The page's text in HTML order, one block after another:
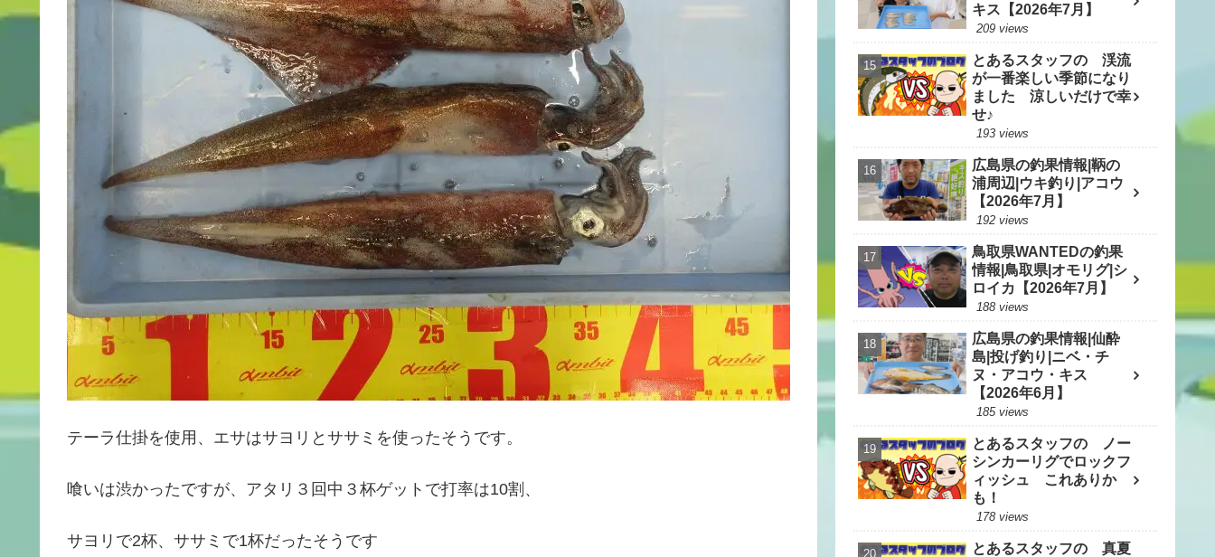
テーラ仕掛を使用、エサはサヨリとササミを使ったそうです。
喰いは渋かったですが、アタリ３回中３杯ゲットで打率は10割、
サヨリで2杯、ササミで1杯だったそうです
キス【2026年7月】
209 views
とあるスタッフの 渓流
が一番楽しい季節になり
ました 涼しいだけで幸
せ♪
193 views
広島県の釣果情報|鞆の
浦周辺|ウキ釣り|アコウ
【2026年7月】
192 views
鳥取県WANTEDの釣果
情報|鳥取県|オモリグ|シ
ロイカ【2026年7月】
188 views
広島県の釣果情報|仙酔
島|投げ釣り|ニベ・チ
ヌ・アコウ・キス
【2026年6月】
185 views
とあるスタッフの ノー
シンカーリグでロックフ
ィッシュ これありか
も！
178 views
とあるスタッフの 真夏